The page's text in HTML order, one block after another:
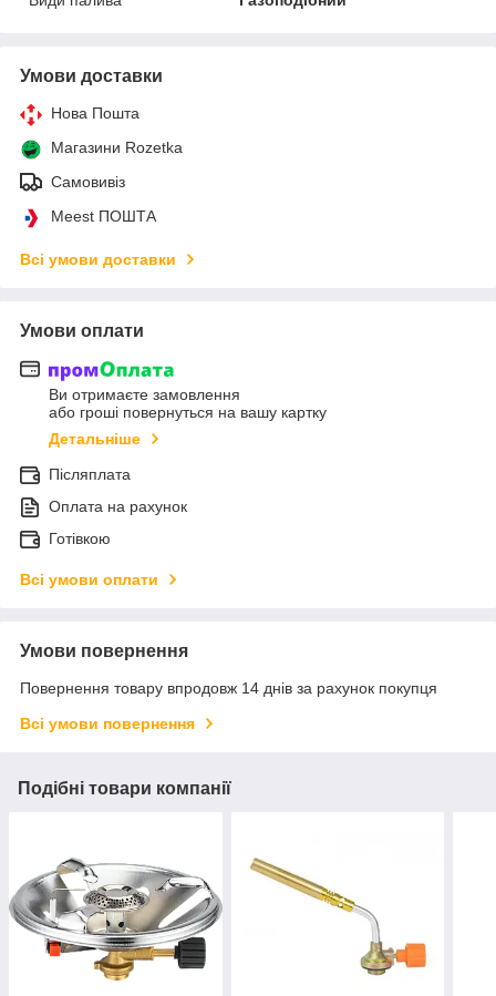
Умови доставки
Нова Пошта
Магазини Rozetka
Самовивіз
Meest ПОШТА
Всі умови доставки
Умови оплати
Ви отримаєте замовлення
або гроші повернуться на вашу картку
Детальніше
Післяплата
Оплата на рахунок
Готівкою
Всі умови оплати
Умови повернення
Повернення товару впродовж 14 днів за рахунок покупця
Всі умови повернення
Подібні товари компанії